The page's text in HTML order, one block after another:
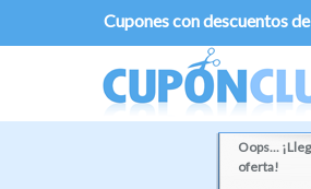
Cupones con descuentos
Oops...
oferta!